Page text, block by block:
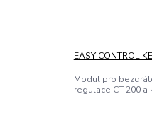
EASY CONTROL
Modul pro
regulace CT 200 a